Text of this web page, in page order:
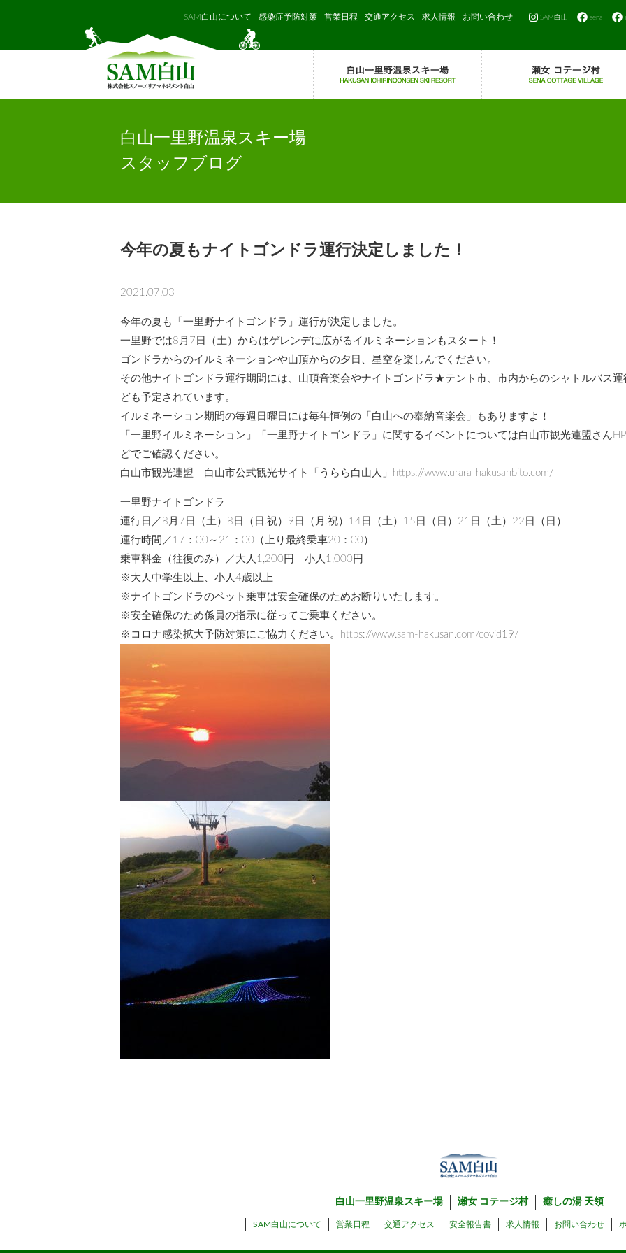
SAM白山 sena
SAM白山について 感染症予防対策 営業日程 交通アクセス 求人情報 お問い合わせ
白山一里野温泉スキー場
スタッフブログ
今年の夏もナイトゴンドラ運行決定しました！
2021.07.03
今年の夏も「一里野ナイトゴンドラ」運行が決定しました。
一里野では8月7日（土）からはゲレンデに広がるイルミネーションもスタート！
ゴンドラからのイルミネーションや山頂からの夕日、星空を楽しんでください。
その他ナイトゴンドラ運行期間には、山頂音楽会やナイトゴンドラ★テント市、市内からのシャトルバス運
ども予定されています。
イルミネーション期間の毎週日曜日には毎年恒例の「白山への奉納音楽会」もありますよ！
「一里野イルミネーション」「一里野ナイトゴンドラ」に関するイベントについては白山市観光連盟さん
どでご確認ください。
白山市観光連盟 白山市公式観光サイト「うらら白山人」https://www.urara-hakusanbito.com/
一里野ナイトゴンドラ
運行日／8月7日（土）8日（日.祝）9日（月.祝）14日（土）15日（日）21日（土）22日（日）
運行時間／17：00～21：00（上り最終乗車20：00）
乗車料金（往復のみ）／大人1,200円 小人1,000円
※大人中学生以上、小人4歳以上
※ナイトゴンドラのペット乗車は安全確保のためお断りいたします。
※安全確保のため係員の指示に従ってご乗車ください。
※コロナ感染拡大予防対策にご協力ください。https://www.sam-hakusan.com/covid19/
白山一里野温泉スキー場 瀬女 コテージ村 癒しの湯 天領
SAM白山について 営業日程 交通アクセス 安全報告書 求人情報 お問い合わせ